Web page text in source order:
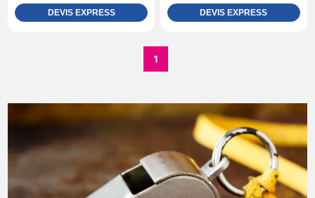
DEVIS EXPRESS DEVIS EXPRESS
1